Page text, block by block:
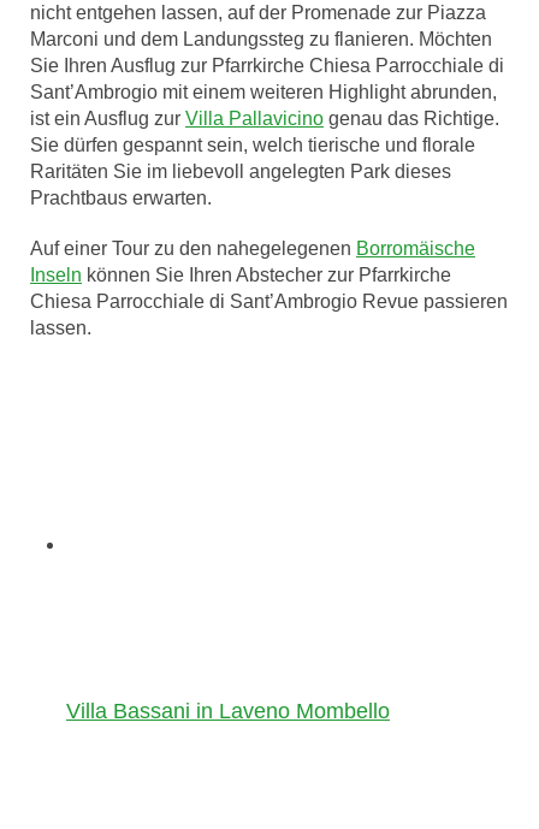
nicht entgehen lassen, auf der Promenade zur Piazza
Marconi und dem Landungssteg zu flanieren. Möchten
Sie Ihren Ausflug zur Pfarrkirche Chiesa Parrocchiale di
Sant’Ambrogio mit einem weiteren Highlight abrunden,
ist ein Ausflug zur Villa Pallavicino genau das Richtige.
Sie dürfen gespannt sein, welch tierische und florale
Raritäten Sie im liebevoll angelegten Park dieses
Prachtbaus erwarten.
Auf einer Tour zu den nahegelegenen Borromäische
Inseln können Sie Ihren Abstecher zur Pfarrkirche
Chiesa Parrocchiale di Sant’Ambrogio Revue passieren
lassen.
Villa Bassani in Laveno Mombello